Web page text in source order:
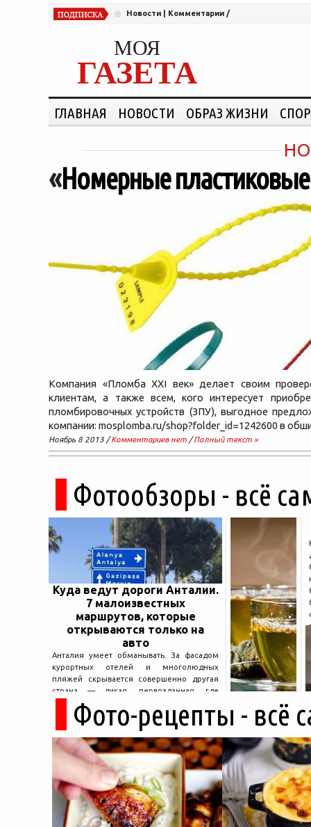
Новости Комментарии /
МОЯ
ГАЗЕТА
ГЛАВНАЯ НОВОСТИ ОБРАЗ ЖИЗНИ
«Номерные
Компания «Пломба XXI век» делает своим
клиентам, а также всем, кого интересует
пломбировочных устройств (ЗПУ), выгодное
компании: mosplomba.ru/shop?folder_id=1242600 в
Ноябрь 8 2013 /Комментариев нет /Полный текст »
Фотообзоры - всё
Куда ведут дороги Анталии.
7 малоизвестных
маршрутов, которые
открываются только на
авто
Анталия умеет обманывать. За фасадом
курортных отелей и многолюдных
пляжей скрывается совершенно другая
страна — дикая, первозданная, где
древние руины дремлют в тени кедров, а
горные дороги ведут к местам, о которых
не расскажет ни один автобусный гид....
Фото-рецепты - всё